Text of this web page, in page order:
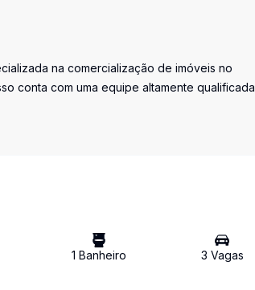
na comercialização de imóveis no
conta com uma equipe altamente qualificada
1 Banheiro 3 Vagas